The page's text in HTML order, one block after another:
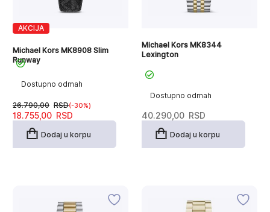
Dostupno odmah
AKCIJA
Michael Kors MK8908 Slim
Runway
26.790,00 RSD
Originalna
cena
18.755,00 RSD
Trenutna
cena
(-30%)
Dodaj u korpu
Dostupno odmah
Michael Kors MK8344
Lexington
40.290,00 RSD
Dodaj u korpu